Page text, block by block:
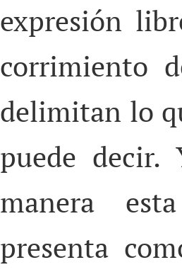
expresión
corrimiento
delimitan lo
puede
manera
presenta